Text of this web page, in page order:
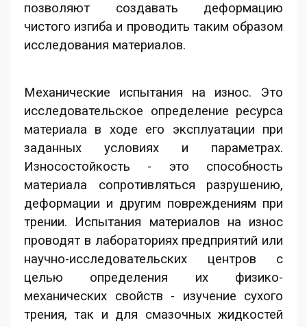
позволяют создавать деформацию
чистого изгиба и проводить таким образом
исследования материалов.
Механические испытания на износ. Это
исследовательское определение ресурса
материала в ходе его эксплуатации при
заданных условиях и параметрах.
Износостойкость - это способность
материала сопротивляться разрушению,
деформации и другим повреждениям при
трении. Испытания материалов на износ
проводят в лабораториях предприятий или
научно-исследовательских центров с
целью определения их физико-
механических свойств - изучение сухого
трения, так и для смазочных жидкостей